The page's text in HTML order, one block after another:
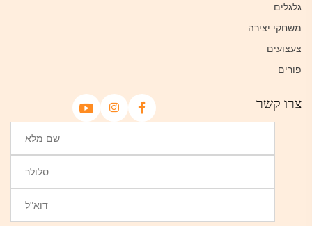
גלגלים
משחקי יצירה
צעצועים
פורים
צרו קשר